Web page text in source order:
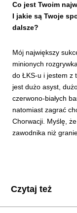
Co jest Twoim
I jakie są Twoje
dalsze?
Mój największy
minionych
do ŁKS-u i jestem z
jest dużo asyst,
czerwono-białych
natomiast zagrać
Chorwacji. Myślę,
zawodnika niż
Czytaj też